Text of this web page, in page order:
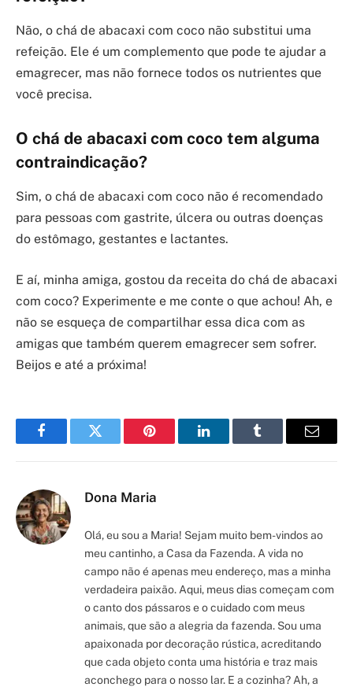
Não, o chá de abacaxi com coco não substitui uma
refeição. Ele é um complemento que pode te ajudar a
emagrecer, mas não fornece todos os nutrientes que
você precisa.
O chá de abacaxi com coco tem alguma
contraindicação?
Sim, o chá de abacaxi com coco não é recomendado
para pessoas com gastrite, úlcera ou outras doenças
do estômago, gestantes e lactantes.
E aí, minha amiga, gostou da receita do chá de abacaxi
com coco? Experimente e me conte o que achou! Ah, e
não se esqueça de compartilhar essa dica com as
amigas que também querem emagrecer sem sofrer.
Beijos e até a próxima!
FacebookTwitter Pinterest LinkedInTumblr Email
Dona Maria
Olá, eu sou a Maria! Sejam muito bem-vindos ao
meu cantinho, a Casa da Fazenda. A vida no
campo não é apenas meu endereço, mas a minha
verdadeira paixão. Aqui, meus dias começam com
o canto dos pássaros e o cuidado com meus
animais, que são a alegria da fazenda. Sou uma
apaixonada por decoração rústica, acreditando
que cada objeto conta uma história e traz mais
aconchego para o nosso lar. E a cozinha? Ah, a